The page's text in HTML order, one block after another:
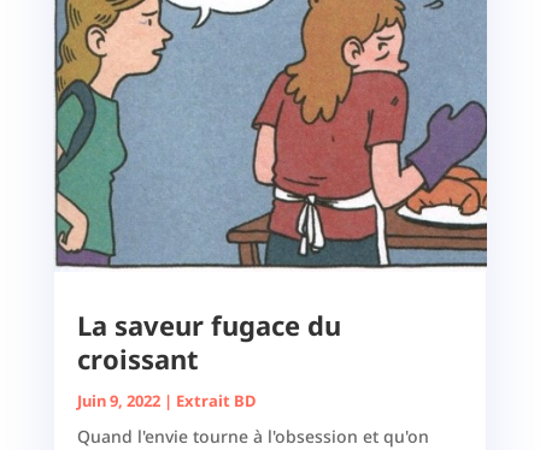
La saveur fugace du
croissant
Juin 9, 2022| Extrait BD
Quand l'envie tourne à l'obsession et qu'on